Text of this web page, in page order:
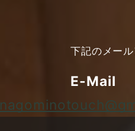
下記のメー
E-Mail